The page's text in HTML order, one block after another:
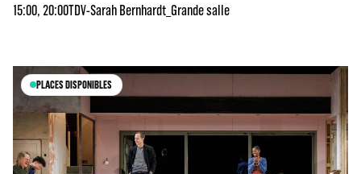
15:00, 20:00TDV-Sarah Bernhardt_Grande salle
PLACES DISPONIBLES